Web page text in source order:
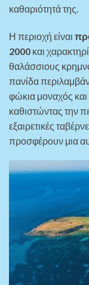
καθαριότητά της.
Η περιοχή είναι
2000 και
θαλάσσιους
πανίδα
φώκια μοναχός
καθιστώντας την
εξαιρετικές
προσφέρουν μια